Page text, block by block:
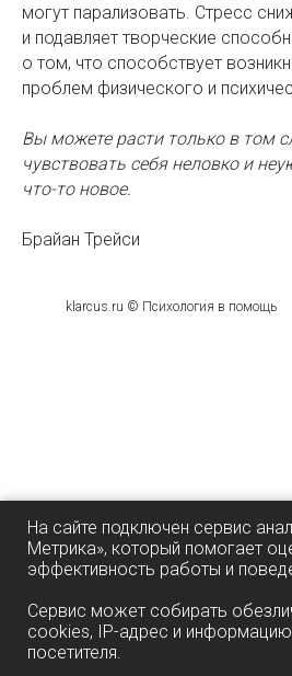
могут парализовать. Стресс
и подавляет творческие
о том, что способствует
проблем физического и
Вы можете расти только в том
чувствовать себя неловко и
что-то новое.
Брайан Трейси
klarcus.ru © Психология в помощь
На сайте подключен сервис
Метрика», который помогает
эффективность работы и
Сервис может собирать
cookies, IP-адрес и
посетителя.